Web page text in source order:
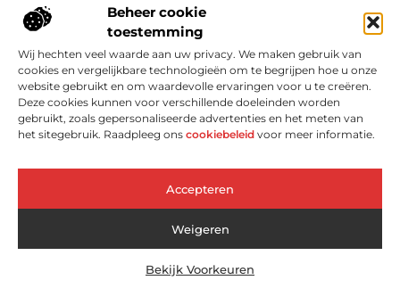
Beheer cookie
toestemming
Wij hechten veel waarde aan uw privacy. We maken gebruik van
cookies en vergelijkbare technologieën om te begrijpen hoe u onze
website gebruikt en om waardevolle ervaringen voor u te creëren.
Deze cookies kunnen voor verschillende doeleinden worden
gebruikt, zoals gepersonaliseerde advertenties en het meten van
het sitegebruik. Raadpleeg ons cookiebeleid voor meer informatie.
Accepteren
Weigeren
Bekijk Voorkeuren
het op Bullwackie.nl.
Verken een breed scala aan blogs en artikelen die je inspireren,
informeren en verrijken, van kleine momenten tot grote
inzichten.
Bericht categorie
Onze informatie
Cookiebeleid (EU)